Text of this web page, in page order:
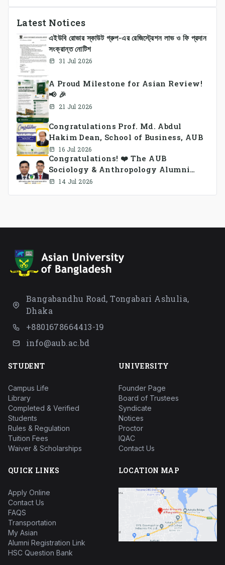
Latest Notices
এইউবি রোভার স্কাউট গ্রুপ-এর রেজিস্ট্রেশন লাভ ও ফি প্রদান
সংক্রান্ত নোটিশ
31 Jul 2026
A Proud Milestone for Asian Review!
📢 🎉
21 Jul 2026
Congratulations Prof. Md. Abdul
Hakim Dean, School of Business, AUB
16 Jul 2026
Congratulations! ❤️ The AUB
Sociology & Anthropology Alumni
Association Ad-hoc Committee has
14 Jul 2026
Bangabandhu Road, Tongabari Ashulia,
Dhaka
+8801678664413-19
info@aub.ac.bd
STUDENT
Campus Life
Library
Completed & Verified
Students
Rules & Regulation
Tuition Fees
Waiver & Scholarships
UNIVERSITY
Founder Page
Board of Trustees
Syndicate
Notices
Proctor
IQAC
Contact Us
QUICK LINKS
Apply Online
Contact Us
FAQS
Transportation
My Asian
Alumni Registration Link
HSC Question Bank
LOCATION MAP